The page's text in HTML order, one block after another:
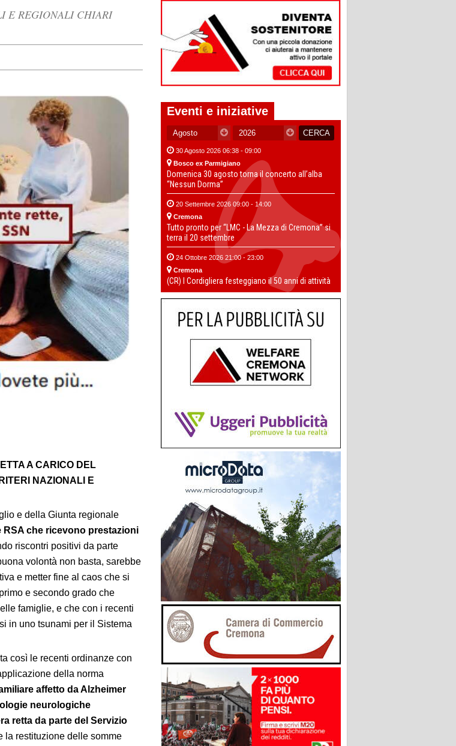
E REGIONALI CHIARI
A CARICO DEL
NAZIONALI E
e della Giunta regionale
che ricevono prestazioni
riscontri positivi da parte
volontà non basta, sarebbe
e metter fine al caos che si
e secondo grado che
famiglie, e che con i recenti
in uno tsunami per il Sistema
così le recenti ordinanze con
della norma
affetto da Alzheimer
neurologiche
retta da parte del Servizio
la restituzione delle somme
Eventi e iniziative
30 Agosto 2026 06:38 - 09:00
Bosco ex Parmigiano
Domenica 30 agosto torna il concerto all’alba
“Nessun Dorma”
20 Settembre 2026 09:00 - 14:00
Cremona
Tutto pronto per “LMC - La Mezza di Cremona” si
terra il 20 settembre
24 Ottobre 2026 21:00 - 23:00
Cremona
(CR) I Cordigliera festeggiano il 50 anni di attività